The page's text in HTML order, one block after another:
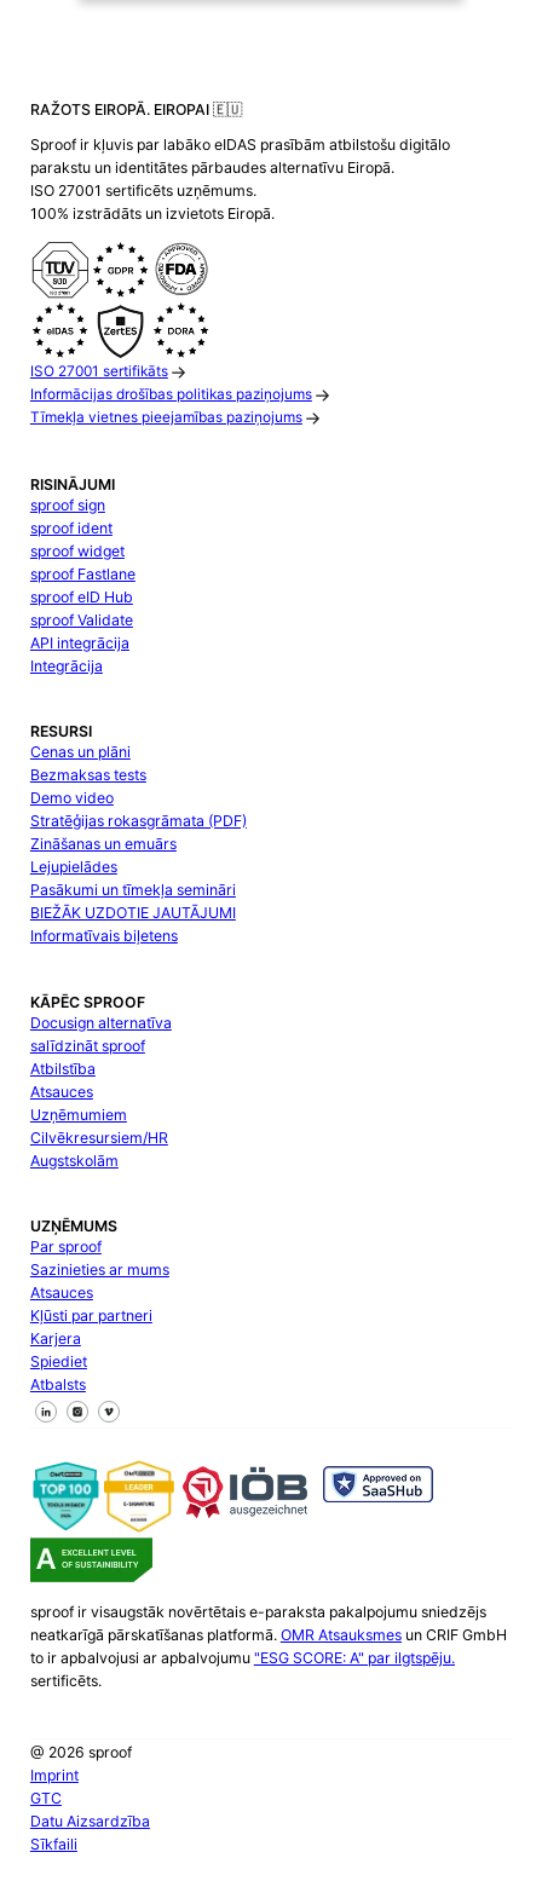
RAŽOTS EIROPĀ. EIROPAI 🇪🇺
Sproof ir kļuvis par labāko eIDAS prasībām atbilstošu digitālo
parakstu un identitātes pārbaudes alternatīvu Eiropā.
ISO 27001 sertificēts uzņēmums.
100% izstrādāts un izvietots Eiropā.
ISO 27001 sertifikāts
Informācijas drošības politikas paziņojums
Tīmekļa vietnes pieejamības paziņojums
RISINĀJUMI
sproof sign
sproof ident
sproof widget
sproof Fastlane
sproof eID Hub
sproof Validate
API integrācija
Integrācija
RESURSI
Cenas un plāni
Bezmaksas tests
Demo video
Stratēģijas rokasgrāmata (PDF)
Zināšanas un emuārs
Lejupielādes
Pasākumi un tīmekļa semināri
BIEŽĀK UZDOTIE JAUTĀJUMI
Informatīvais biļetens
KĀPĒC SPROOF
Docusign alternatīva
salīdzināt sproof
Atbilstība
Atsauces
Uzņēmumiem
Cilvēkresursiem/HR
Augstskolām
UZŅĒMUMS
Par sproof
Sazinieties ar mums
Atsauces
Kļūsti par partneri
Karjera
Spiediet
Atbalsts
Sekojiet mums Facebook
Sekojiet mums X
Sekojiet mums LinkedIn
sproof ir visaugstāk novērtētais e-paraksta pakalpojumu sniedzējs
neatkarīgā pārskatīšanas platformā. OMR Atsauksmesun CRIF GmbH
to ir apbalvojusi ar apbalvojumu "ESG SCORE: A" par ilgtspēju.
sertificēts.
@ 2026 sproof
Imprint
GTC
Datu Aizsardzība
Sīkfaili